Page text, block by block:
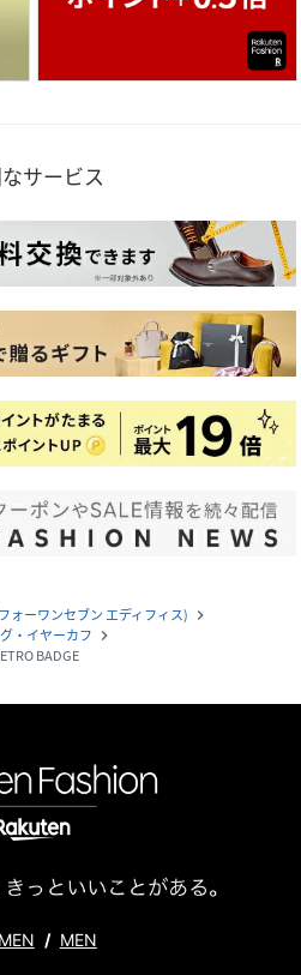
サービス
ォーワンセブン エディフィス) navigate_next
・イヤーカフ navigate_next
BADGE
/ MEN